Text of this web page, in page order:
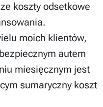
koszty odsetkowe
moich klientów,
autem
miesięcznym jest
sumaryczny koszt